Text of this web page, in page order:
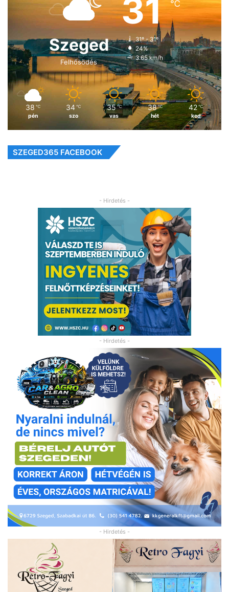
Szeged
Felhősödés
31℃
31º - 31º
24%
3.65 km/h
38 ℃
pén
34 ℃
szo
35 ℃
vas
38 ℃
hét
42 ℃
ked
SZEGED365 FACEBOOK
- Hirdetés -
- Hirdetés -
- Hirdetés -